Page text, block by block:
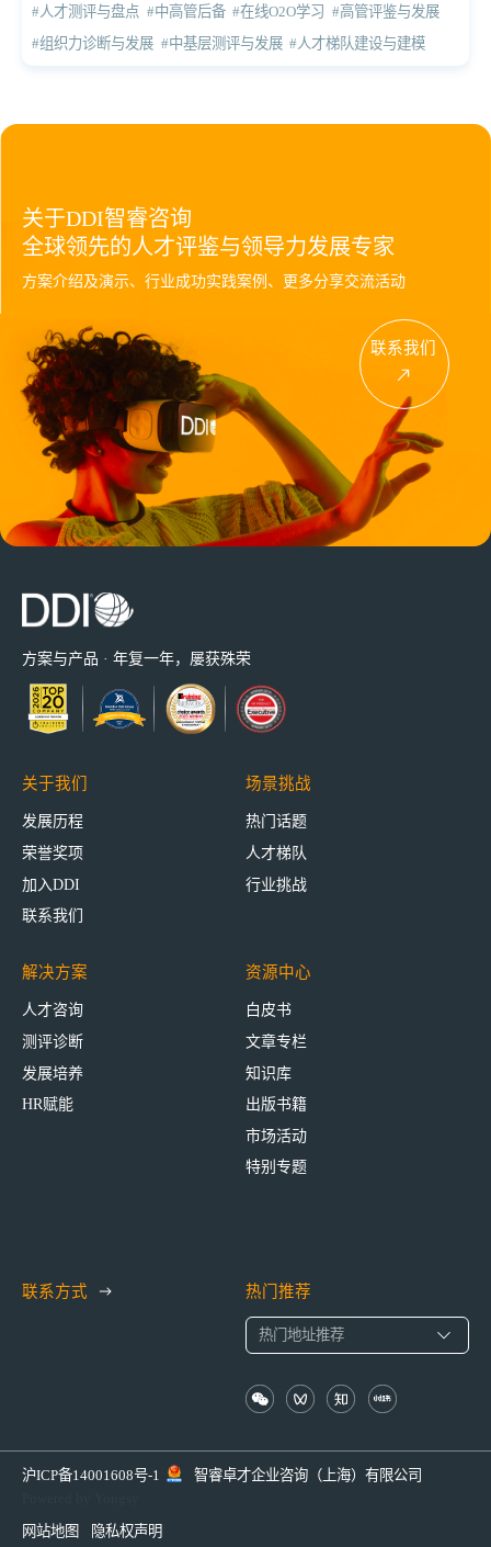
#人才测评与盘点 #中高管后备 #在线O2O学习 #高管评鉴与发展
#组织力诊断与发展 #中基层测评与发展 #人才梯队建设与建模
关于DDI智睿咨询
全球领先的人才评鉴与领导力发展专家
方案介绍及演示、行业成功实践案例、更多分享交流活动
联系我们
方案与产品 · 年复一年，屡获殊荣
关于我们
发展历程
荣誉奖项
加入DDI
联系我们
场景挑战
热门话题
人才梯队
行业挑战
解决方案
人才咨询
测评诊断
发展培养
HR赋能
资源中心
白皮书
文章专栏
知识库
出版书籍
市场活动
特别专题
联系方式 热门推荐
沪ICP备14001608号-1
智睿卓才企业咨询（上海）有限公司
网站地图
隐私权声明